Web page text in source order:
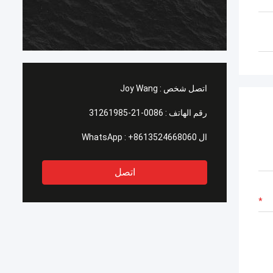
اتصل شخص : Joy Wang
رقم الهاتف : 0086-21-31261985
ال WhatsApp : +8613524668060
اتصل